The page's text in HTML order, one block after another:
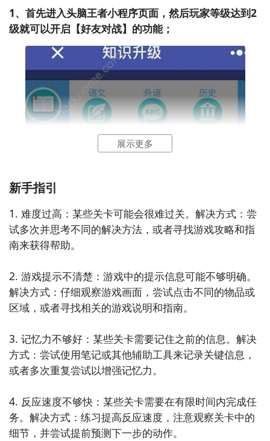
1、首先进入头脑王者小程序页面，然后玩家等级达到2
级就可以开启【好友对战】的功能；
2、接着玩家就可以选择要挑战的微信好友了。
展示更多
新手指引
1. 难度过高：某些关卡可能会很难过关。解决方式：尝
试多次并思考不同的解决方法，或者寻找游戏攻略和指
南来获得帮助。
2. 游戏提示不清楚：游戏中的提示信息可能不够明确。
解决方式：仔细观察游戏画面，尝试点击不同的物品或
区域，或者寻找相关的游戏说明和指南。
3. 记忆力不够好：某些关卡需要记住之前的信息。解决
方式：尝试使用笔记或其他辅助工具来记录关键信息，
或者多次重复尝试以增强记忆力。
4. 反应速度不够快：某些关卡需要在有限时间内完成任
务。解决方式：练习提高反应速度，注意观察关卡中的
细节，并尝试提前预测下一步的动作。